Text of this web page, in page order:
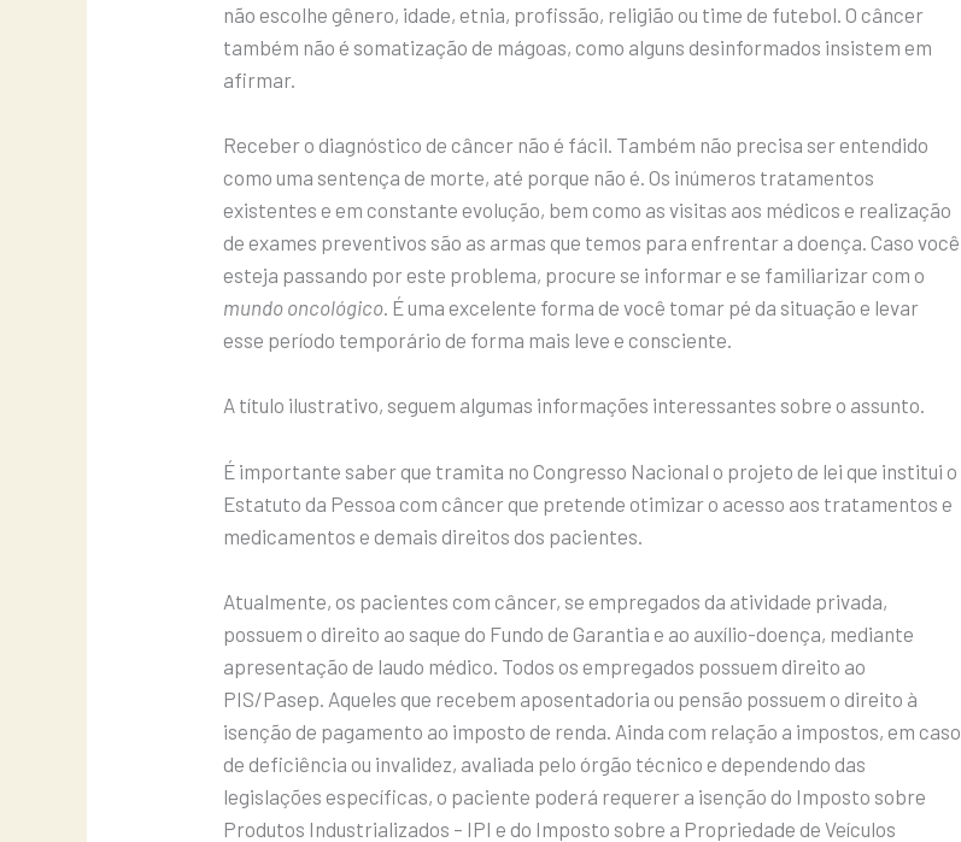
não escolhe gênero, idade, etnia, profissão, religião ou time de futebol. O câncer
também não é somatização de mágoas, como alguns desinformados insistem em
afirmar.
Receber o diagnóstico de câncer não é fácil. Também não precisa ser entendido
como uma sentença de morte, até porque não é. Os inúmeros tratamentos
existentes e em constante evolução, bem como as visitas aos médicos e realização
de exames preventivos são as armas que temos para enfrentar a doença. Caso você
esteja passando por este problema, procure se informar e se familiarizar com o
mundo oncológico. É uma excelente forma de você tomar pé da situação e levar
esse período temporário de forma mais leve e consciente.
A título ilustrativo, seguem algumas informações interessantes sobre o assunto.
É importante saber que tramita no Congresso Nacional o projeto de lei que institui o
Estatuto da Pessoa com câncer que pretende otimizar o acesso aos tratamentos e
medicamentos e demais direitos dos pacientes.
Atualmente, os pacientes com câncer, se empregados da atividade privada,
possuem o direito ao saque do Fundo de Garantia e ao auxílio-doença, mediante
apresentação de laudo médico. Todos os empregados possuem direito ao
PIS/Pasep. Aqueles que recebem aposentadoria ou pensão possuem o direito à
isenção de pagamento ao imposto de renda. Ainda com relação a impostos, em caso
de deficiência ou invalidez, avaliada pelo órgão técnico e dependendo das
legislações específicas, o paciente poderá requerer a isenção do Imposto sobre
Produtos Industrializados – IPI e do Imposto sobre a Propriedade de Veículos